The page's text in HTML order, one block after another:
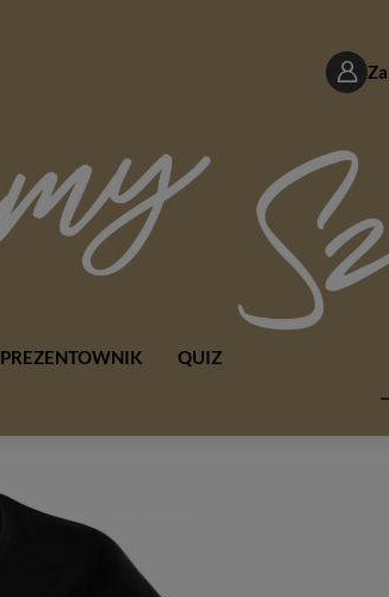
PREZENTOWNIK QUIZ